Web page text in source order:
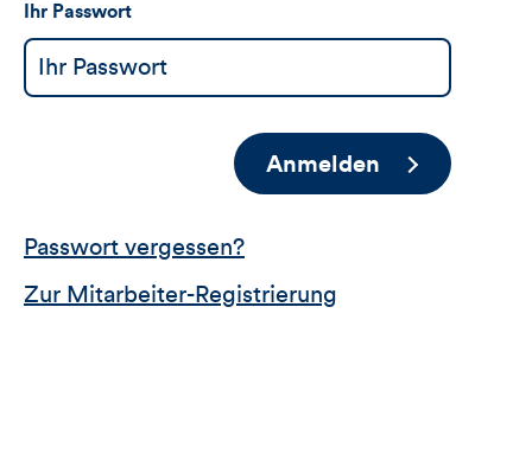
Ihr Passwort
Anmelden
Passwort vergessen?
Zur Mitarbeiter-Registrierung